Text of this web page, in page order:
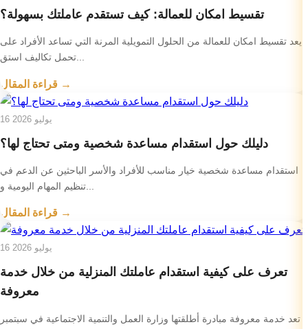
تقسيط امكان للعمالة: كيف تستقدم عاملتك بسهولة؟
يعد تقسيط امكان للعمالة من الحلول التمويلية المرنة التي تساعد الأفراد على
تحمل تكاليف استق...
قراءة المقال →
16 يوليو 2026
دليلك حول استقدام مساعدة شخصية ومتى تحتاج لها؟
استقدام مساعدة شخصية خيار مناسب للأفراد والأسر الباحثين عن الدعم في
قراءة المقال →
16 يوليو 2026
تعرف على كيفية استقدام عاملتك المنزلية من خلال خدمة
معروفة
تعد خدمة معروفة مبادرة أطلقتها وزارة العمل والتنمية الاجتماعية في سبتمبر